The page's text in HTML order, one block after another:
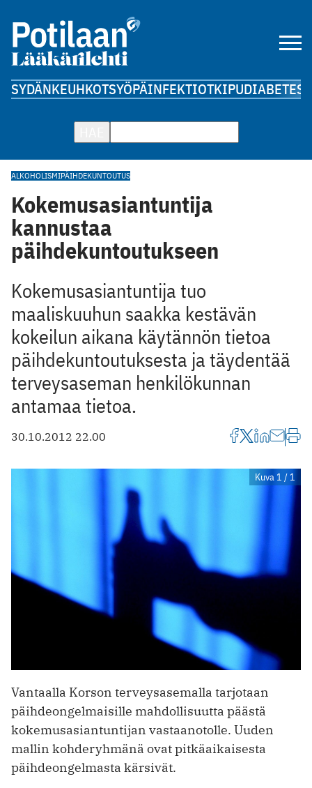
SYDÄNKEUHKOTSYÖPÄINFEKTIOTKIPUDIABETES
ALKOHOLISMIPÄIHDEKUNTOUTUS
Kokemusasiantuntija
kannustaa
päihdekuntoutukseen
Kokemusasiantuntija tuo
maaliskuuhun saakka kestävän
kokeilun ­aikana käytännön tietoa
päihdekuntoutuksesta ja täydentää
terveysaseman henkilökunnan
antamaa tietoa.
30.10.2012 22.00
Kuva 1 / 1
Vantaalla Korson terveysasemalla tarjotaan
päihdeongelmaisille mahdollisuutta päästä
kokemusasiantuntijan vastaanotolle. Uuden
mallin kohderyhmänä ovat pitkäaikaisesta
päihdeongelmasta kärsivät.